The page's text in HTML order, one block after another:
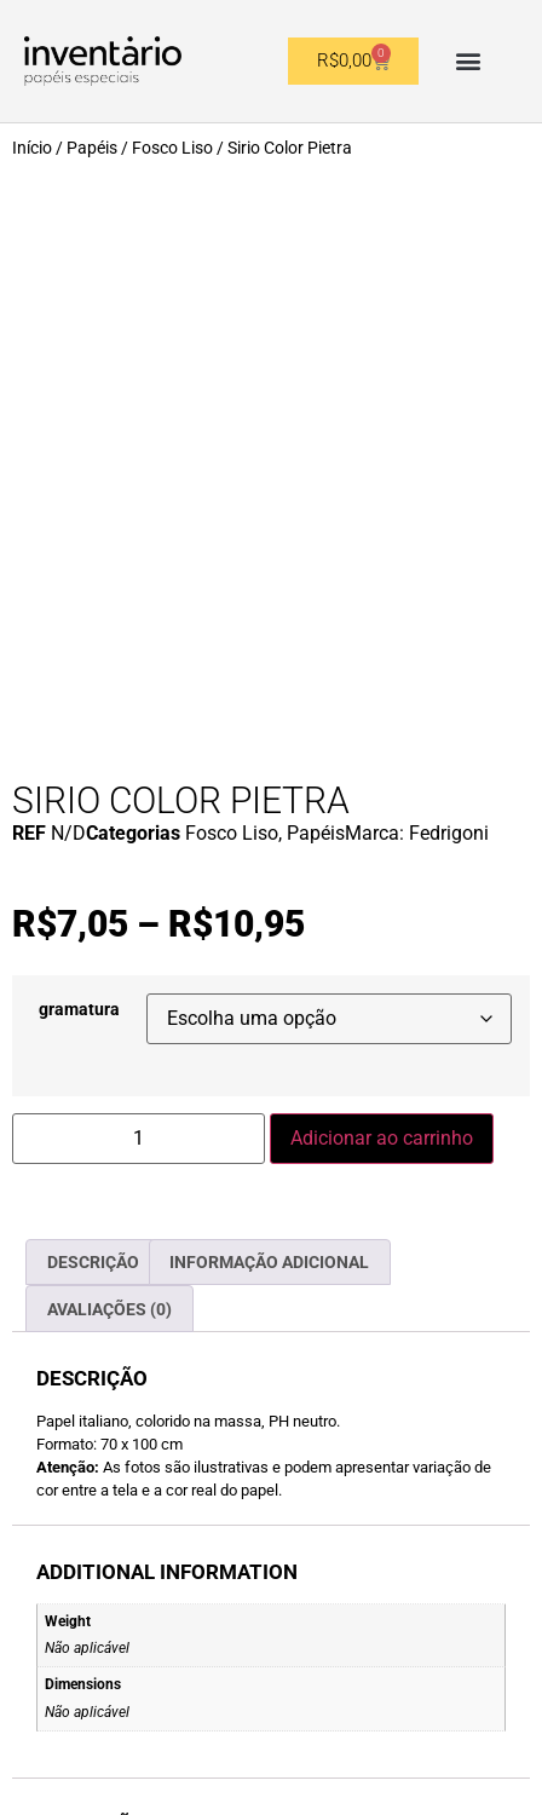
R$0,00 0
Início / Papéis / Fosco Liso / Sirio Color Pietra
SIRIO COLOR PIETRA
REF N/DCategorias Fosco Liso, PapéisMarca: Fedrigoni
R$7,05 – R$10,95
gramatura
Adicionar ao carrinho
DESCRIÇÃO INFORMAÇÃO ADICIONAL
AVALIAÇÕES (0)
DESCRIÇÃO
Papel italiano, colorido na massa, PH neutro.
Formato: 70 x 100 cm
Atenção: As fotos são ilustrativas e podem apresentar variação de
cor entre a tela e a cor real do papel.
ADDITIONAL INFORMATION
Weight
Não aplicável
Dimensions
Não aplicável